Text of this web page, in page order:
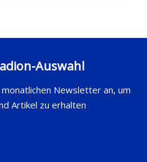
Auswahl
Newsletter an, um
Artikel zu erhalten